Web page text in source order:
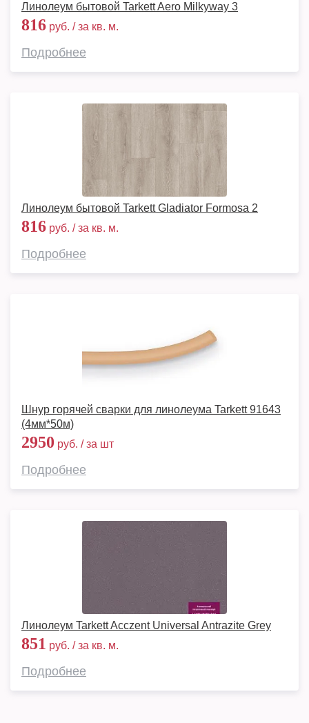
Линолеум бытовой Tarkett Aero Milkyway 3
816 руб. / за кв. м.
Подробнее
Линолеум бытовой Tarkett Gladiator Formosa 2
816 руб. / за кв. м.
Подробнее
Шнур горячей сварки для линолеума Tarkett 91643
(4мм*50м)
2950 руб. / за шт
Подробнее
Линолеум Tarkett Acczent Universal Antrazite Grey
851 руб. / за кв. м.
Подробнее